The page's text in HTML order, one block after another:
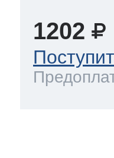
1202